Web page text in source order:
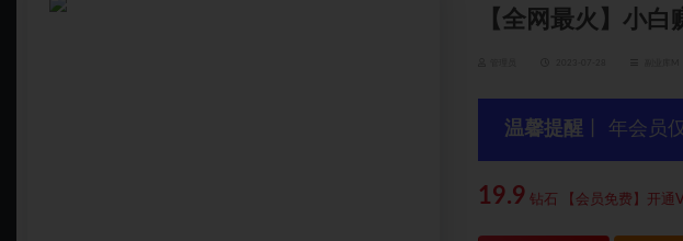
【全网最火】小
温馨提醒 丨 年会员
19.9 钻石 【会员免费】开通